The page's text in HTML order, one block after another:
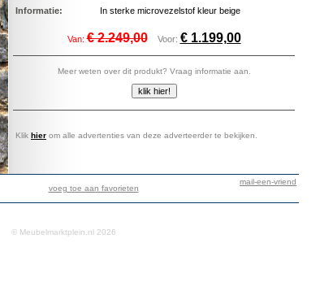
Informatie: In sterke microvezelstof kleur beige
Van:€ 2.249,00 Voor: € 1.199,00
Meer weten over dit produkt? Vraag informatie aan.
Klik hier om alle advertenties van deze adverteerder te bekijken.
voeg toe aan favorieten
mail-een-vriend
© Meubelmarktplein.nl 2026